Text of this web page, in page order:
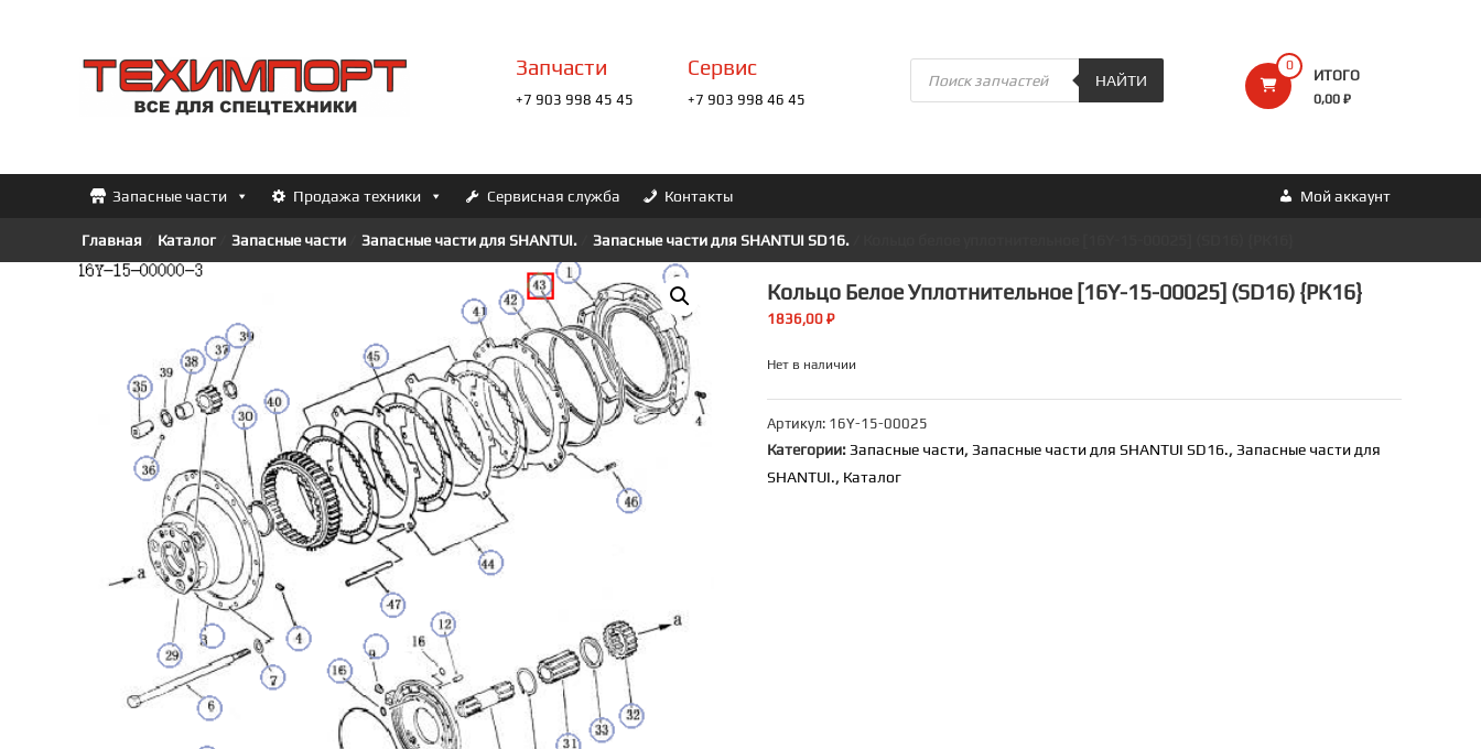
содержимомуТЕХИМПОРТ
Всё
0
ИТОГО
0,00 ₽
Запчасти
+7 903 998 45 45
Сервис
+7 903 998 46 45
Поиск
товаров
НАЙТИ
Запасные части Мой аккаунт
Продажа техники Сервисная служба Контакты
Главная Каталог/ Запасные части Запасные части для SHANTUI. Запасные части для SHANTUI SD16.
Кольцо Белое Уплотнительное [16Y-15-00025] (SD16) {РК16}
1836,00 ₽
Нет в наличии
Артикул: 16Y-15-00025
Категории: Запасные части, Запасные части для SHANTUI SD16., Запасные части для
SHANTUI., Каталог